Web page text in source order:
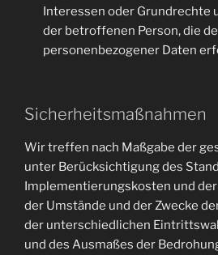
Interessen oder Grundrechte
der betroffenen Person, die
personenbezogener Daten
Sicherheitsmaßnahmen
Wir treffen nach Maßgabe der
unter Berücksichtigung des
Implementierungskosten und
der Umstände und der Zwecke
der unterschiedlichen
und des Ausmaßes der